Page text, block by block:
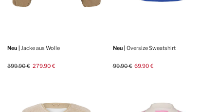
Neu | Jacke aus Wolle
399.90 € 279.90 €
Neu | Oversize Sweatshirt
99.90 € 69.90 €